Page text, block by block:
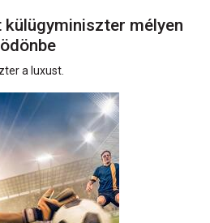
mélyen
a luxust.